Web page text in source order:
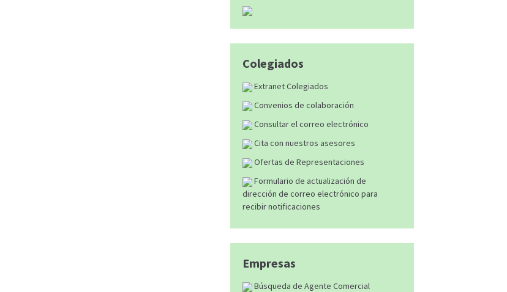
Colegiados
Extranet Colegiados
Convenios de colaboración
Consultar el correo electrónico
Cita con nuestros asesores
Ofertas de Representaciones
Formulario de actualización de
dirección de correo electrónico para
recibir notificaciones
Empresas
Búsqueda de Agente Comercial